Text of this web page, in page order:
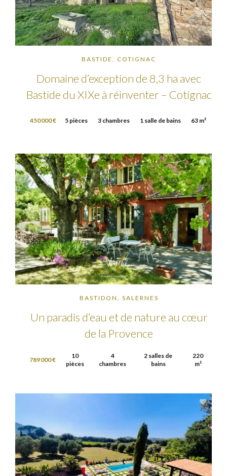
BASTIDE, COTIGNAC
Domaine d’exception de 8,3 ha avec
Bastide du XIXe à réinventer – Cotignac
450 000 € 5 pièces 3 chambres 1 salle de bains 63 m²
BASTIDON, SALERNES
Un paradis d’eau et de nature au cœur
de la Provence
789 000 €
10
pièces
4
chambres
2 salles de
bains
220
m²